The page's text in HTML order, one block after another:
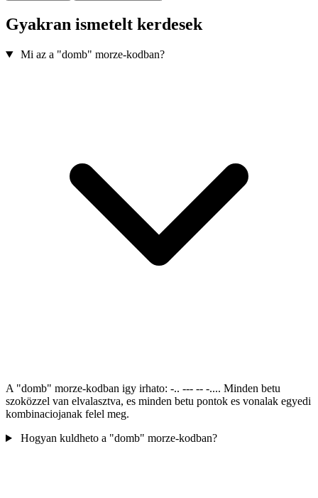
Gyakran ismetelt kerdesek
Mi az a "domb" morze-kodban?
A "domb" morze-kodban igy irhato: -.. --- -- -.... Minden betu
szoközzel van elvalasztva, es minden betu pontok es vonalak egyedi
kombinaciojanak felel meg.
Hogyan kuldheto a "domb" morze-kodban?